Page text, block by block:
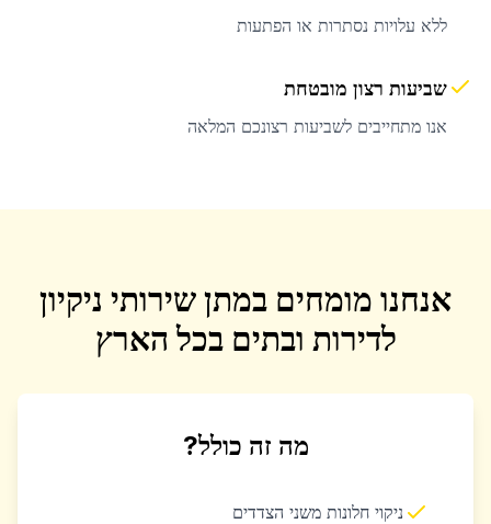
ללא עלויות נסתרות או הפתעות
שביעות רצון מובטחת
אנו מתחייבים לשביעות רצונכם המלאה
אנחנו מומחים במתן שירותי ניקיון
לדירות ובתים בכל הארץ
מה זה כולל?
ניקוי חלונות משני הצדדים